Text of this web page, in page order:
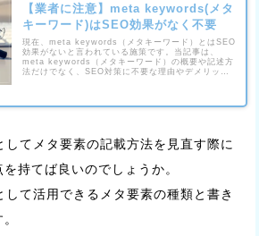
【業者に注意】meta keywords(メタ
キーワード)はSEO効果がなく不要
現在、meta keywords（メタキーワード）とはSEO
効果がないと言われている施策です。当記事は、
meta keywords（メタキーワード）の概要や記述方
法だけでなく、SEO対策に不要な理由やデメリット
してメタ要素の記載方法を見直す際に
持てば良いのでしょうか。
して活用できるメタ要素の種類と書き